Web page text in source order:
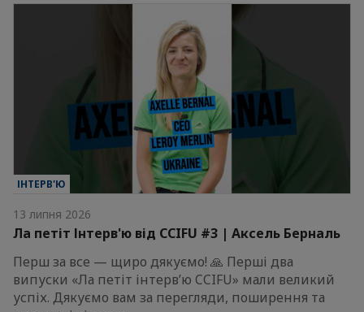
ІНТЕРВ'Ю
13 липня 2026
Ла петіт Інтерв'ю від CCIFU #3 | Аксель Берналь
Перш за все — щиро дякуємо! 🙏 Перші два
випуски «Ла петіт інтерв’ю CCIFU» мали великий
успіх. Дякуємо вам за перегляди, поширення та